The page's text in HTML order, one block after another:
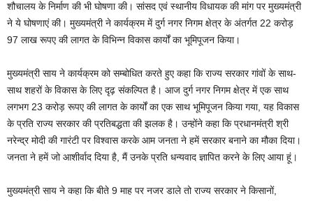
शौचालय के निर्माण की भी घोषणा की। सांसद एवं स्थानीय विधायक की मांग पर मुख्यमंत्री
ने ये घोषणाएं की। मुख्यमंत्री ने कार्यक्रम में दुर्ग नगर निगम क्षेत्र के अंतर्गत 22 करोड़
97 लाख रूपए की लागत के विभिन्न विकास कार्यों का भूमिपूजन किया।
मुख्यमंत्री साय ने कार्यक्रम को सम्बोधित करते हुए कहा कि राज्य सरकार गांवों के साथ-
साथ शहरों के विकास के लिए दृढ़ संकल्पित है। आज दुर्ग नगर निगम क्षेत्र में एक साथ
लगभग 23 करोड़ रूपए की लागत के कार्यों का एक साथ भूमिपूजन किया गया, यह विकास
के प्रति राज्य सरकार की प्रतिबद्धता की झलक है। उन्होंने कहा कि प्रधानमंत्री श्री
नरेन्द्र मोदी की गारंटी पर विश्वास करके आम जनता ने हमें सरकार बनाने का मौका दिया।
जनता ने हमें जो आशीर्वाद दिया है, मैं उनके प्रति धन्यवाद ज्ञापित करने के लिए आया हूं।
मुख्यमंत्री साय ने कहा कि बीते 9 माह पर नजर डाले तो राज्य सरकार ने किसानों,